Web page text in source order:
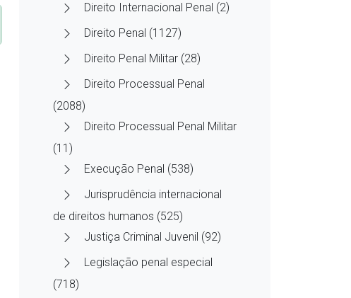
Direito Internacional Penal (2)
Direito Penal (1127)
Direito Penal Militar (28)
Direito Processual Penal
(2088)
Direito Processual Penal Militar
(11)
Execução Penal (538)
Jurisprudência internacional
de direitos humanos (525)
Justiça Criminal Juvenil (92)
Legislação penal especial
(718)